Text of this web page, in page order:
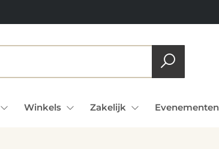
Winkels Zakelijk Evenementen